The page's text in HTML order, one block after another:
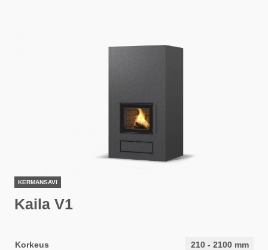
KERMANSAVI
Kaila V1
Korkeus 210 - 2100 mm